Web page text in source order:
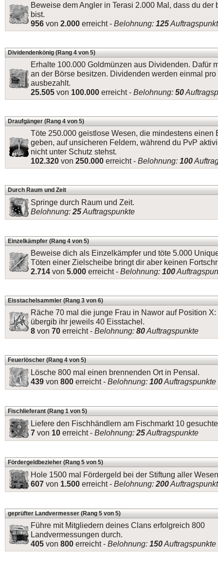
Beweise dem Angler in Terasi 2.000 Mal, dass du der
bist.
956 von 2.000 erreicht - Belohnung: 125
Dividendenkönig (Rang 4 von 5)
Erhalte 100.000 Goldmünzen aus Dividenden. Dafür
an der Börse besitzen. Dividenden werden einmal pro
ausbezahlt.
25.505 von 100.000 erreicht - Belohnung: 50
Draufgänger (Rang 4 von 5)
Töte 250.000 geistlose Wesen, die mindestens einen
geben, auf unsicheren Feldern, während du PvP
nicht unter Schutz stehst.
102.320 von 250.000 erreicht - Belohnung: 100
Durch Raum und Zeit
Springe durch Raum und Zeit.
Belohnung: 25Auftragspunkte
Einzelkämpfer (Rang 4 von 5)
Beweise dich als Einzelkämpfer und töte 5.000
Töten einer Zielscheibe bringt dir aber keinen
2.714 von 5.000 erreicht - Belohnung: 100
Eisstachelsammler (Rang 3 von 6)
Räche 70 mal die junge Frau in Nawor auf Position
übergib ihr jeweils 40 Eisstachel.
8 von 70 erreicht - Belohnung: 80Auftragspunkte
Feuerlöscher (Rang 4 von 5)
Lösche 800 mal einen brennenden Ort in Pensal.
439 von 800 erreicht - Belohnung: 100Auftragspunkte
Fischlieferant (Rang 1 von 5)
Liefere den Fischhändlern am Fischmarkt 10
7 von 10 erreicht - Belohnung: 25Auftragspunkte
Fördergeldbezieher (Rang 5 von 5)
Hole 1500 mal Fördergeld bei der Stiftung aller
607 von 1.500 erreicht - Belohnung: 200
geprüfter Landvermesser (Rang 5 von 5)
Führe mit Mitgliedern deines Clans erfolgreich 800
Landvermessungen durch.
405 von 800 erreicht - Belohnung: 150Auftragspunkte